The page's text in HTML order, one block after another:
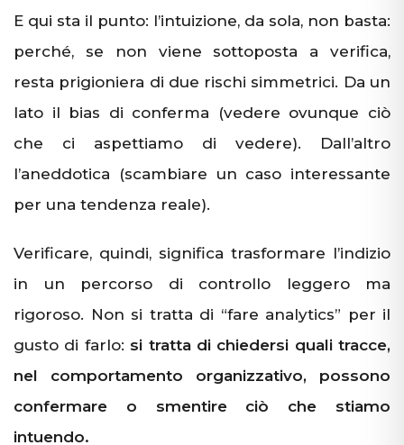
E qui sta il punto: l’intuizione, da sola, non basta:
perché, se non viene sottoposta a verifica,
resta prigioniera di due rischi simmetrici. Da un
lato il bias di conferma (vedere ovunque ciò
che ci aspettiamo di vedere). Dall’altro
l’aneddotica (scambiare un caso interessante
per una tendenza reale).
Verificare, quindi, significa trasformare l’indizio
in un percorso di controllo leggero ma
rigoroso. Non si tratta di “fare analytics” per il
gusto di farlo: si tratta di chiedersi quali tracce,
nel comportamento organizzativo, possono
confermare o smentire ciò che stiamo
intuendo.